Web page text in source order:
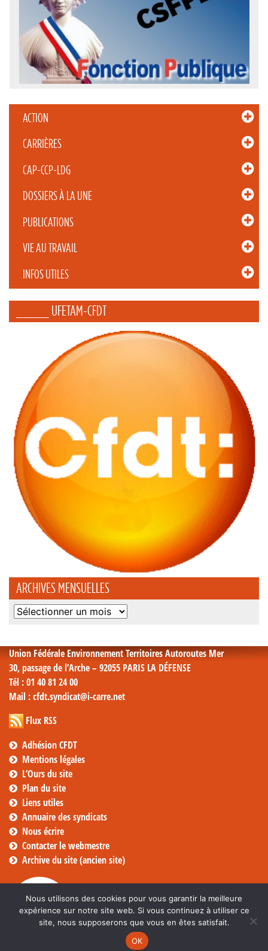
ACTION
CARRIÈRES
CAP-CCP-LDG
DOSSIERS À LA UNE
PUBLICATIONS
VIE AU TRAVAIL
INFOS UTILES
_____ UFETAM-CFDT
ARCHIVES MENSUELLES
Archives
Union Fédérale Environnement Territoires Autoroutes Mer
30, passage de l’Arche – 92055 PARIS LA DÉFENSE
Tél : 01 40 81 24 00
Mail : cfdt.syndicat@i-carre.net
Flux RSS
Adhésion CFDT
Mentions légales
L’Ours du site
Plan du site
Liens utiles
Annuaire des syndicats
Nous écrire
Contacter le webmestre
Archive du site (ancien site)
Nous utilisons des cookies pour vous garantir la meilleure
expérience sur notre site web. Si vous continuez à utiliser ce
site, nous supposerons que vous en êtes satisfait.
OK